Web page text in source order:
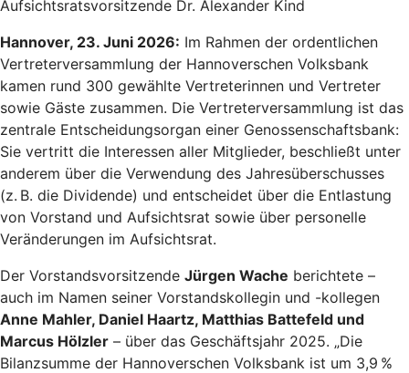
Aufsichtsratsvorsitzende Dr. Alexander Kind
Hannover, 23. Juni 2026: Im Rahmen der ordentlichen
Vertreterversammlung der Hannoverschen Volksbank
kamen rund 300 gewählte Vertreterinnen und Vertreter
sowie Gäste zusammen. Die Vertreterversammlung ist das
zentrale Entscheidungsorgan einer Genossenschaftsbank:
Sie vertritt die Interessen aller Mitglieder, beschließt unter
anderem über die Verwendung des Jahresüberschusses
(z. B. die Dividende) und entscheidet über die Entlastung
von Vorstand und Aufsichtsrat sowie über personelle
Veränderungen im Aufsichtsrat.
Der Vorstandsvorsitzende Jürgen Wache berichtete –
auch im Namen seiner Vorstandskollegin und -kollegen
Anne Mahler, Daniel Haartz, Matthias Battefeld und
Marcus Hölzler – über das Geschäftsjahr 2025. „Die
Bilanzsumme der Hannoverschen Volksbank ist um 3,9 %